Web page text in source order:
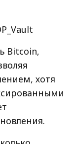
Bitcoin,
хотя